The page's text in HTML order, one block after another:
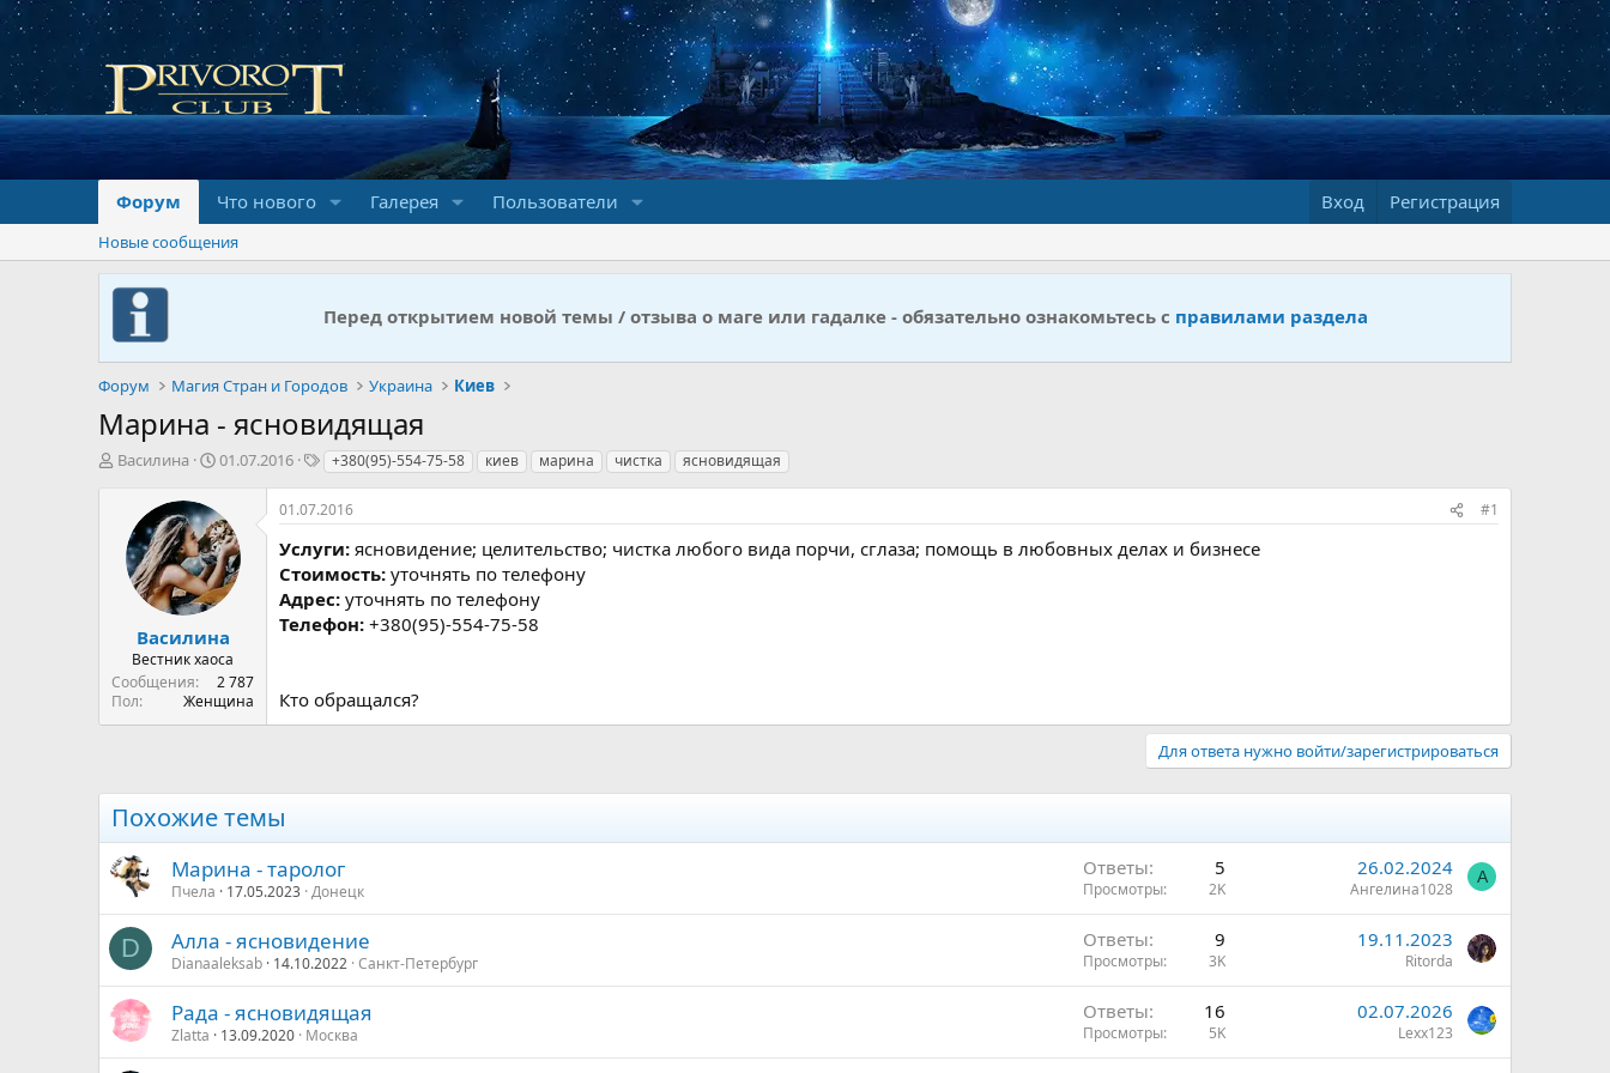
Форум Что нового Галерея Пользователи Вход Регистрация
Новые сообщения
Перед открытием новой темы / отзыва о маге или гадалке - обязательно ознакомьтесь с правилами раздела
Форум Магия Стран и Городов Украина Киев
Марина - ясновидящая
А
Василина
Д
а
н
а
ч
а
л
а
01.07.2016
Т
г
и
+380(95)-554-75-58 киев марина чистка ясновидящая
Василина
Вестник хаоса
Сообщения
2 787
Пол
Женщина
01.07.2016 #1
Услуги: ясновидение; целительство; чистка любого вида порчи, сглаза; помощь в любовных делах и бизнесе
Стоимость: уточнять по телефону
Адрес: уточнять по телефону
Телефон: +380(95)-554-75-58
Кто обращался?
Для ответа нужно войти/зарегистрироваться
Похожие темы
Марина - таролог
Пчела 17.05.2023 Донецк
Ответы 5
Просмотры 2K
26.02.2024
Ангелина1028
А
D Алла - ясновидение
Dianaaleksab 14.10.2022 Санкт-Петербург
Ответы 9
Просмотры 3K
19.11.2023
Ritorda
Рада - ясновидящая
Zlatta 13.09.2020 Москва
Ответы 16
Просмотры 5K
02.07.2026
Lexx123